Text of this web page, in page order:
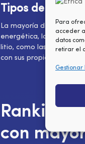
Para
acceder
datos
retirar el
Gestionar
Tipos de
La mayoría de los
energética, larga vida
litio, como las NMC
con sus propias
Ranking
con